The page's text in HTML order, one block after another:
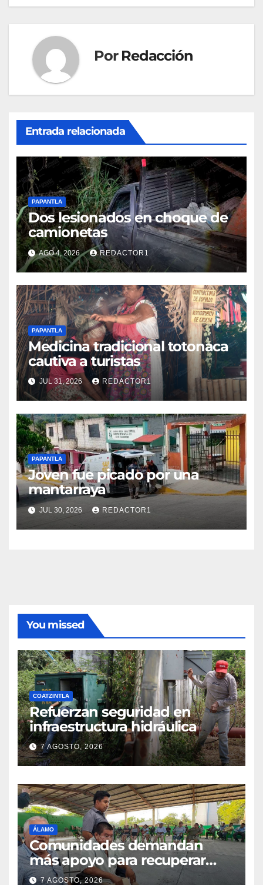
Por Redacción
Entrada relacionada
PAPANTLA
Dos lesionados en choque de
camionetas
AGO 4, 2026 REDACTOR1
PAPANTLA
Medicina tradicional totonaca
cautiva a turistas
JUL 31, 2026 REDACTOR1
PAPANTLA
Joven fue picado por una
mantarraya
JUL 30, 2026 REDACTOR1
You missed
COATZINTLA
Refuerzan seguridad en
infraestructura hidráulica
7 AGOSTO, 2026
ÁLAMO
Comunidades demandan
más apoyo para recuperar
parcelas
7 AGOSTO, 2026